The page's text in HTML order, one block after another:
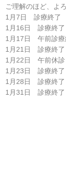
ご理解のほど、よ
1月7日 診療終
1月16日 診療終
1月17日 午前診
1月21日 診療終
1月22日 午前休診
1月23日 診療終
1月28日 診療終
1月31日 診療終